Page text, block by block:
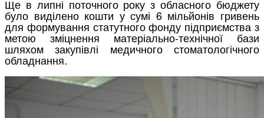
Ще в липні поточного року з обласного бюджету
було виділено кошти у сумі 6 мільйонів гривень
для формування статутного фонду підприємства з
метою зміцнення матеріально-технічної бази
шляхом закупівлі медичного стоматологічного
обладнання.